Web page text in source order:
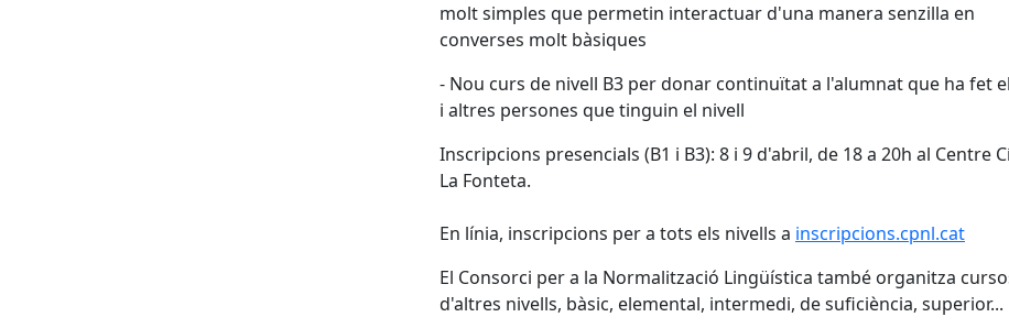
molt simples que permetin interactuar d'una manera senzilla en
converses molt bàsiques
- Nou curs de nivell B3 per donar continuïtat a l'alumnat que ha fet
i altres persones que tinguin el nivell
Inscripcions presencials (B1 i B3): 8 i 9 d'abril, de 18 a 20h al Centre
La Fonteta.
En línia, inscripcions per a tots els nivells a inscripcions.cpnl.cat
El Consorci per a la Normalització Lingüística també organitza
d'altres nivells, bàsic, elemental, intermedi, de suficiència, superior...